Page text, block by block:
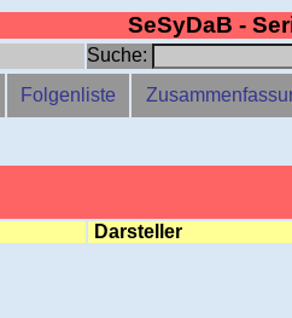
SeSyDaB -
Suche:
Folgenliste
Darsteller